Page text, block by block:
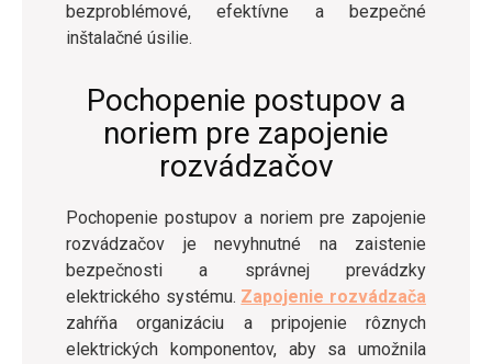
bezproblémové, efektívne a bezpečné
inštalačné úsilie.
Pochopenie postupov a
noriem pre zapojenie
rozvádzačov
Pochopenie postupov a noriem pre zapojenie
rozvádzačov je nevyhnutné na zaistenie
bezpečnosti a správnej prevádzky
elektrického systému. Zapojenie rozvádzača
zahŕňa organizáciu a pripojenie rôznych
elektrických komponentov, aby sa umožnila